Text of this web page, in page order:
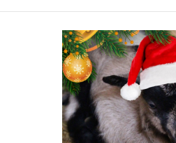
PROIZVODI
AGROTURIZAM I
RESTORAN
MINI ZOO
KONTAKT